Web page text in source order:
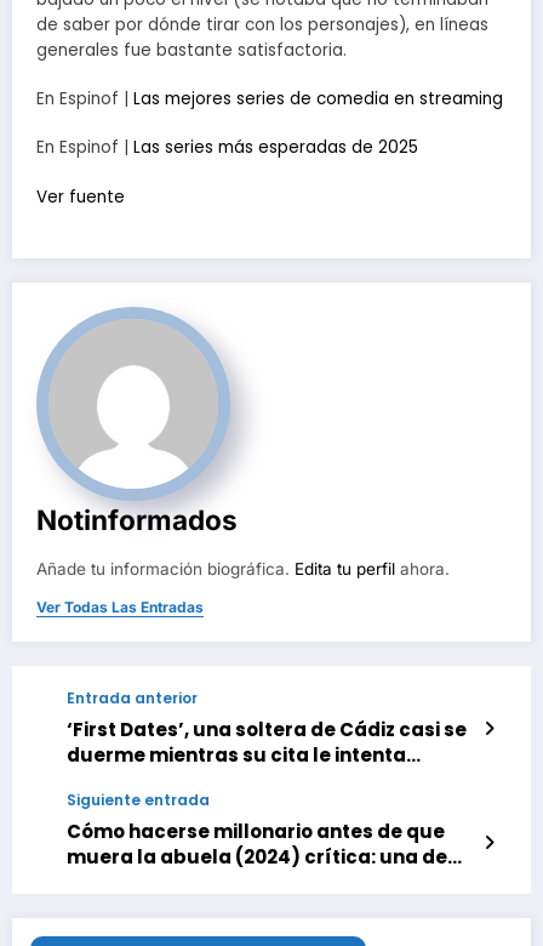
de saber por dónde tirar con los personajes), en líneas
generales fue bastante satisfactoria.
En Espinof | Las mejores series de comedia en streaming
En Espinof | Las series más esperadas de 2025
Ver fuente
Notinformados
Añade tu información biográfica. Edita tu perfil ahora.
Ver Todas Las Entradas
Entrada anterior
‘First Dates’, una soltera de Cádiz casi se
duerme mientras su cita le intenta
es Paul Mescal»
Siguiente entrada
Cómo hacerse millonario antes de que
muera la abuela (2024) crítica: una de